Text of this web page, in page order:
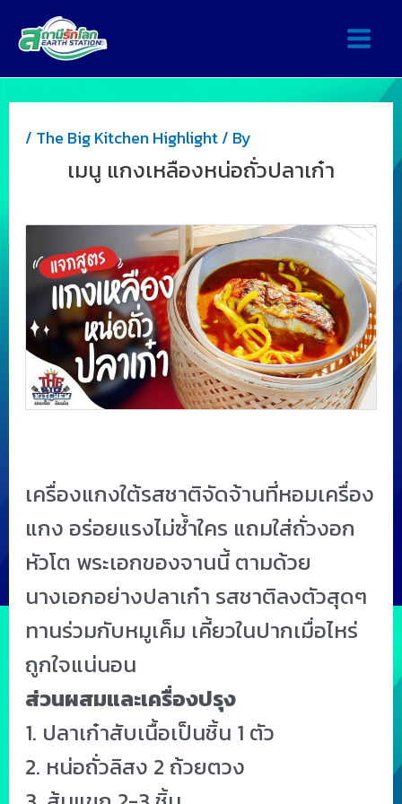
/ The Big Kitchen Highlight/ By
เมนู แกงเหลืองหน่อถั่วปลาเก๋า
เครื่องแกงใต้รสชาติจัดจ้านที่หอมเครื่อง
แกง อร่อยแรงไม่ซ้ำใคร แถมใส่ถั่วงอก
หัวโต พระเอกของจานนี้ ตามด้วย
นางเอกอย่างปลาเก๋า รสชาติลงตัวสุดๆ
ทานร่วมกับหมูเค็ม เคี้ยวในปากเมื่อไหร่
ถูกใจแน่นอน
ส่วนผสมและเครื่องปรุง
1. ปลาเก๋าสับเนื้อเป็นชิ้น 1 ตัว
2. หน่อถั่วลิสง 2 ถ้วยตวง